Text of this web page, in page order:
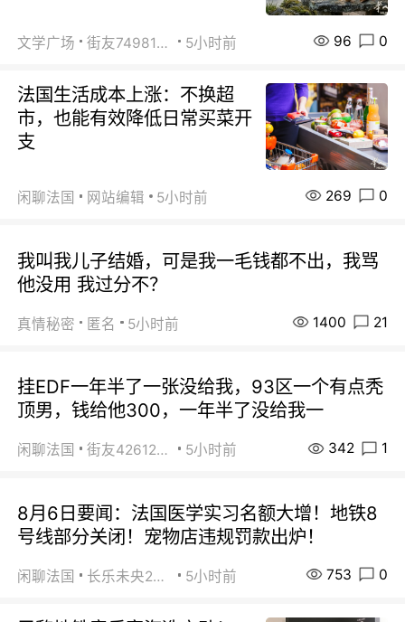
文学广场 街友74981146 5小时前 96 0
法国生活成本上涨：不换超
市，也能有效降低日常买菜开
支
闲聊法国 网站编辑 5小时前 269 0
我叫我儿子结婚，可是我一毛钱都不出，我骂
他没用 我过分不？
真情秘密 匿名 5小时前 1400 21
挂EDF一年半了一张没给我，93区一个有点秃
顶男，钱给他300，一年半了没给我一
闲聊法国 街友42612092 5小时前 342 1
8月6日要闻：法国医学实习名额大增！地铁8
号线部分关闭！宠物店违规罚款出炉！
闲聊法国 长乐未央2015 5小时前 753 0